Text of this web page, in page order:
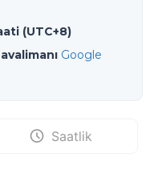
(UTC+8)
Google